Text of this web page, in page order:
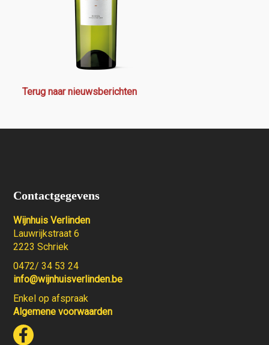
Terug naar nieuwsberichten
Contactgegevens
Wijnhuis Verlinden
Lauwrijkstraat 6
2223 Schriek
0472/ 34 53 24
info@wijnhuisverlinden.be
Enkel op afspraak
Algemene voorwaarden